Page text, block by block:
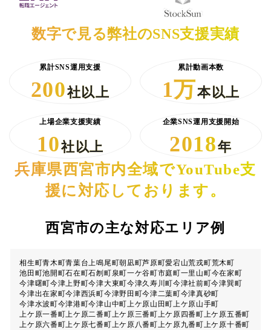
数字で見る弊社のSNS支援実績
累計SNS運用支援
200社以上
累計動画本数
1万本以上
上場企業支援実績
10社以上
企業SNS運用支援開始
2018年
兵庫県西宮市内全域でYouTube支
援に対応しております。
西宮市の主な対応エリア例
相生町青木町青葉台上鳴尾町朝凪町芦原町愛宕山荒戎町荒木町
池田町池開町石在町石刎町泉町一ケ谷町市庭町一里山町今在家町
今津曙町今津上野町今津大東町今津久寿川町今津社前町今津巽町
今津出在家町今津西浜町今津野田町今津二葉町今津真砂町
今津水波町今津港町今津山中町上ケ原山田町上ケ原山手町
上ケ原一番町上ケ原二番町上ケ原三番町上ケ原四番町上ケ原五番町
上ケ原六番町上ケ原七番町上ケ原八番町上ケ原九番町上ケ原十番町